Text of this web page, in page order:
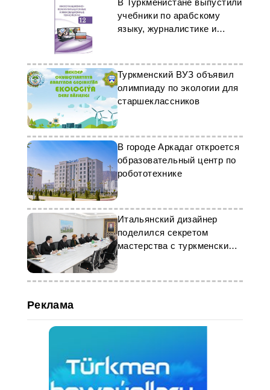
В Туркменистане выпустили
учебники по арабскому
языку, журналистике и
Туркменский ВУЗ объявил
олимпиаду по экологии для
старшеклассников
В городе Аркадаг откроется
образовательный центр по
робототехнике
Итальянский дизайнер
поделился секретом
мастерства с туркменскими
студентами
Реклама